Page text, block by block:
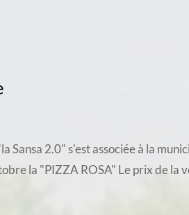
Sansa 2.0" s'est associée à la
la "PIZZA ROSA" Le prix de la